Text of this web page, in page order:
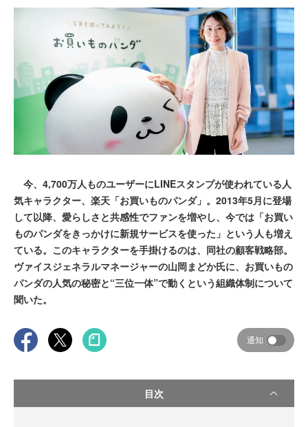
今、4,700万人ものユーザーにLINEスタンプが使われている人
気キャラクター、楽天「お買いものパンダ」。2013年5月に登場
して以降、愛らしさと共感性でファンを増やし、今では「お買い
ものパンダをきっかけに新規サービスを使った」という人も増え
ている。このキャラクターを手掛けるのは、同社の顧客戦略部。
ヴァイスジェネラルマネージャーの山岡まどか氏に、お買いもの
パンダの人気の秘密と“三位一体”で動くという組織体制について
聞いた。
通知
目次